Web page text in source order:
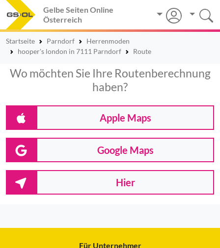
Gelbe Seiten Online
Österreich
Startseite Parndorf
Herrenmoden
hooper's london in 7111 Parndorf
Route
Wo möchten Sie Ihre Routenberechnung
haben?
Apple Maps
Google Maps
Hier
Für Unternehmer